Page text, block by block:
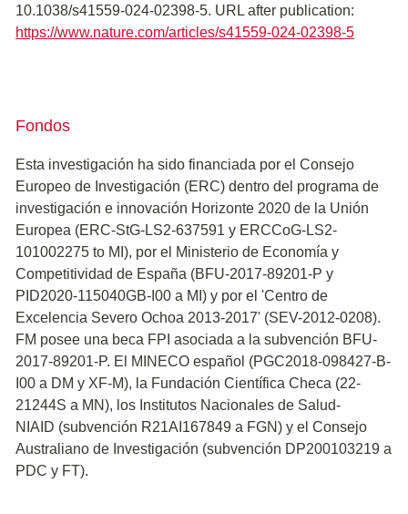
10.1038/s41559-024-02398-5. URL after publication:
https://www.nature.com/articles/s41559-024-02398-5
Fondos
Esta investigación ha sido financiada por el Consejo
Europeo de Investigación (ERC) dentro del programa de
investigación e innovación Horizonte 2020 de la Unión
Europea (ERC-StG-LS2-637591 y ERCCoG-LS2-
101002275 to MI), por el Ministerio de Economía y
Competitividad de España (BFU-2017-89201-P y
PID2020-115040GB-I00 a MI) y por el 'Centro de
Excelencia Severo Ochoa 2013-2017' (SEV-2012-0208).
FM posee una beca FPI asociada a la subvención BFU-
2017-89201-P. El MINECO español (PGC2018-098427-B-
I00 a DM y XF-M), la Fundación Científica Checa (22-
21244S a MN), los Institutos Nacionales de Salud-
NIAID (subvención R21AI167849 a FGN) y el Consejo
Australiano de Investigación (subvención DP200103219 a
PDC y FT).